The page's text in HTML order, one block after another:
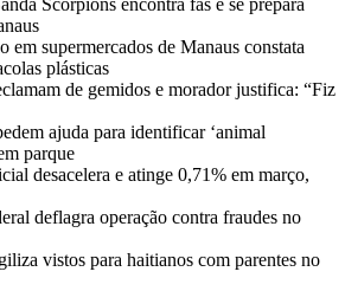
Scorpions encontra fãs e se prepara
em supermercados de Manaus constata
plásticas
de gemidos e morador justifica: “Fiz
ajuda para identificar ‘animal
parque
desacelera e atinge 0,71% em março,
deflagra operação contra fraudes no
vistos para haitianos com parentes no